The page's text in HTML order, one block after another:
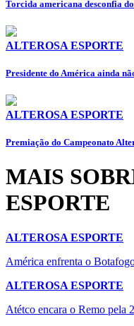
Torcida americana desconfia
ALTEROSA ESPORTE
Presidente do América ainda
ALTEROSA ESPORTE
Premiação do Campeonato
MAIS
ESPORTE
ALTEROSA ESPORTE
América enfrenta o
ALTEROSA ESPORTE
Atétco encara o Remo pela